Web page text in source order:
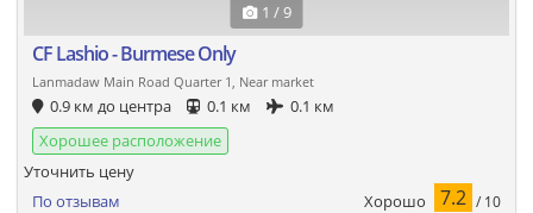
1 / 9
CF Lashio - Burmese Only
Lanmadaw Main Road Quarter 1, Near market
0.9 км до центра 0.1 км
0.1 км
Хорошее расположение
По отзывам Хорошо 7.2 / 10
Уточнить цену